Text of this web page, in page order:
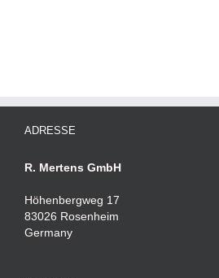
ADRESSE
R. Mertens GmbH
Höhenbergweg 17
83026 Rosenheim
Germany